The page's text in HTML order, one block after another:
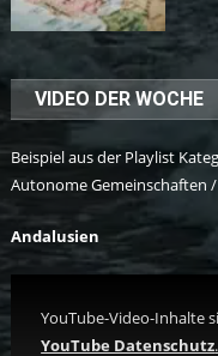
VIDEO DER WOCHE
Beispiel aus der Playlist
Autonome Gemeinschaften
Andalusien
YouTube-Video-Inhalte
YouTube Datenschutz.